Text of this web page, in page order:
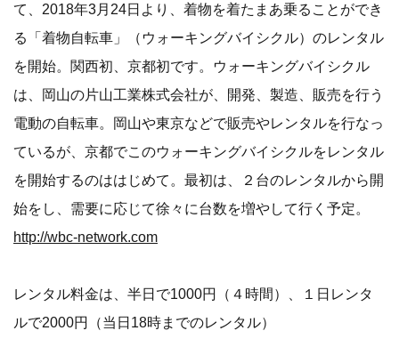
て、2018年3月24日より、着物を着たまあ乗ることができ
る「着物自転車」（ウォーキングバイシクル）のレンタル
を開始。関西初、京都初です。ウォーキングバイシクル
は、岡山の片山工業株式会社が、開発、製造、販売を行う
電動の自転車。岡山や東京などで販売やレンタルを行なっ
ているが、京都でこのウォーキングバイシクルをレンタル
を開始するのははじめて。最初は、２台のレンタルから開
始をし、需要に応じて徐々に台数を増やして行く予定。
http://wbc-network.com
レンタル料金は、半日で1000円（４時間）、１日レンタ
ルで2000円（当日18時までのレンタル）